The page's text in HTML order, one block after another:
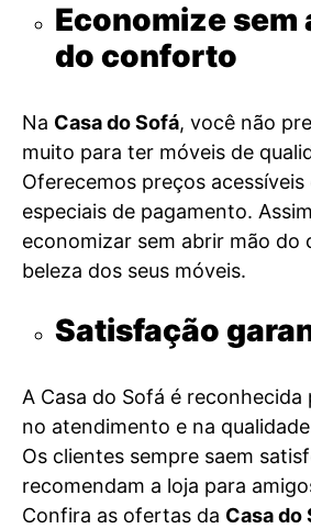
Economize sem
do conforto
Na Casa do Sofá, você não
muito para ter móveis de
Oferecemos preços
especiais de pagamento.
economizar sem abrir mão do
beleza dos seus móveis.
Satisfação
A Casa do Sofá é reconhecida
no atendimento e na
Os clientes sempre saem
recomendam a loja para
Confira as ofertas da Casa do